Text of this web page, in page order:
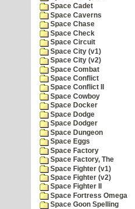
Space Cadet
Space Caverns
Space Chase
Space Check
Space Circuit
Space City (v1)
Space City (v2)
Space Combat
Space Conflict
Space Conflict II
Space Cowboy
Space Docker
Space Dodge
Space Dodger
Space Dungeon
Space Eggs
Space Factory
Space Factory, The
Space Fighter (v1)
Space Fighter (v2)
Space Fighter II
Space Fortress Omega
Space Goon Spelling